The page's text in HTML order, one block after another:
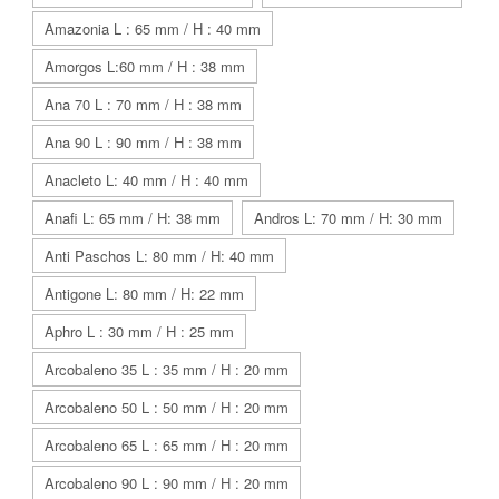
Amazonia L : 65 mm / H : 40 mm
Amorgos L:60 mm / H : 38 mm
Ana 70 L : 70 mm / H : 38 mm
Ana 90 L : 90 mm / H : 38 mm
Anacleto L: 40 mm / H : 40 mm
Anafi L: 65 mm / H: 38 mm
Andros L: 70 mm / H: 30 mm
Anti Paschos L: 80 mm / H: 40 mm
Antigone L: 80 mm / H: 22 mm
Aphro L : 30 mm / H : 25 mm
Arcobaleno 35 L : 35 mm / H : 20 mm
Arcobaleno 50 L : 50 mm / H : 20 mm
Arcobaleno 65 L : 65 mm / H : 20 mm
Arcobaleno 90 L : 90 mm / H : 20 mm